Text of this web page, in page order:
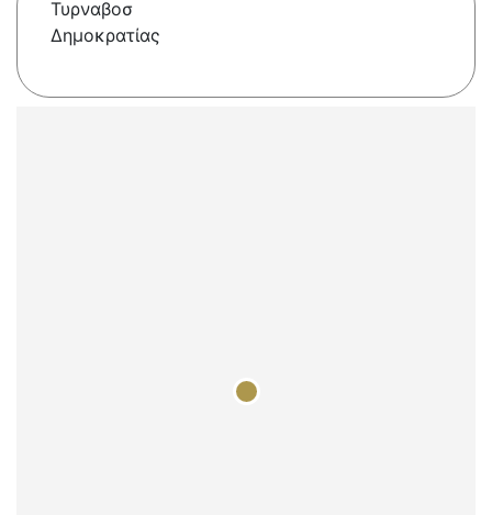
Τυρναβοσ
Δημοκρατίας